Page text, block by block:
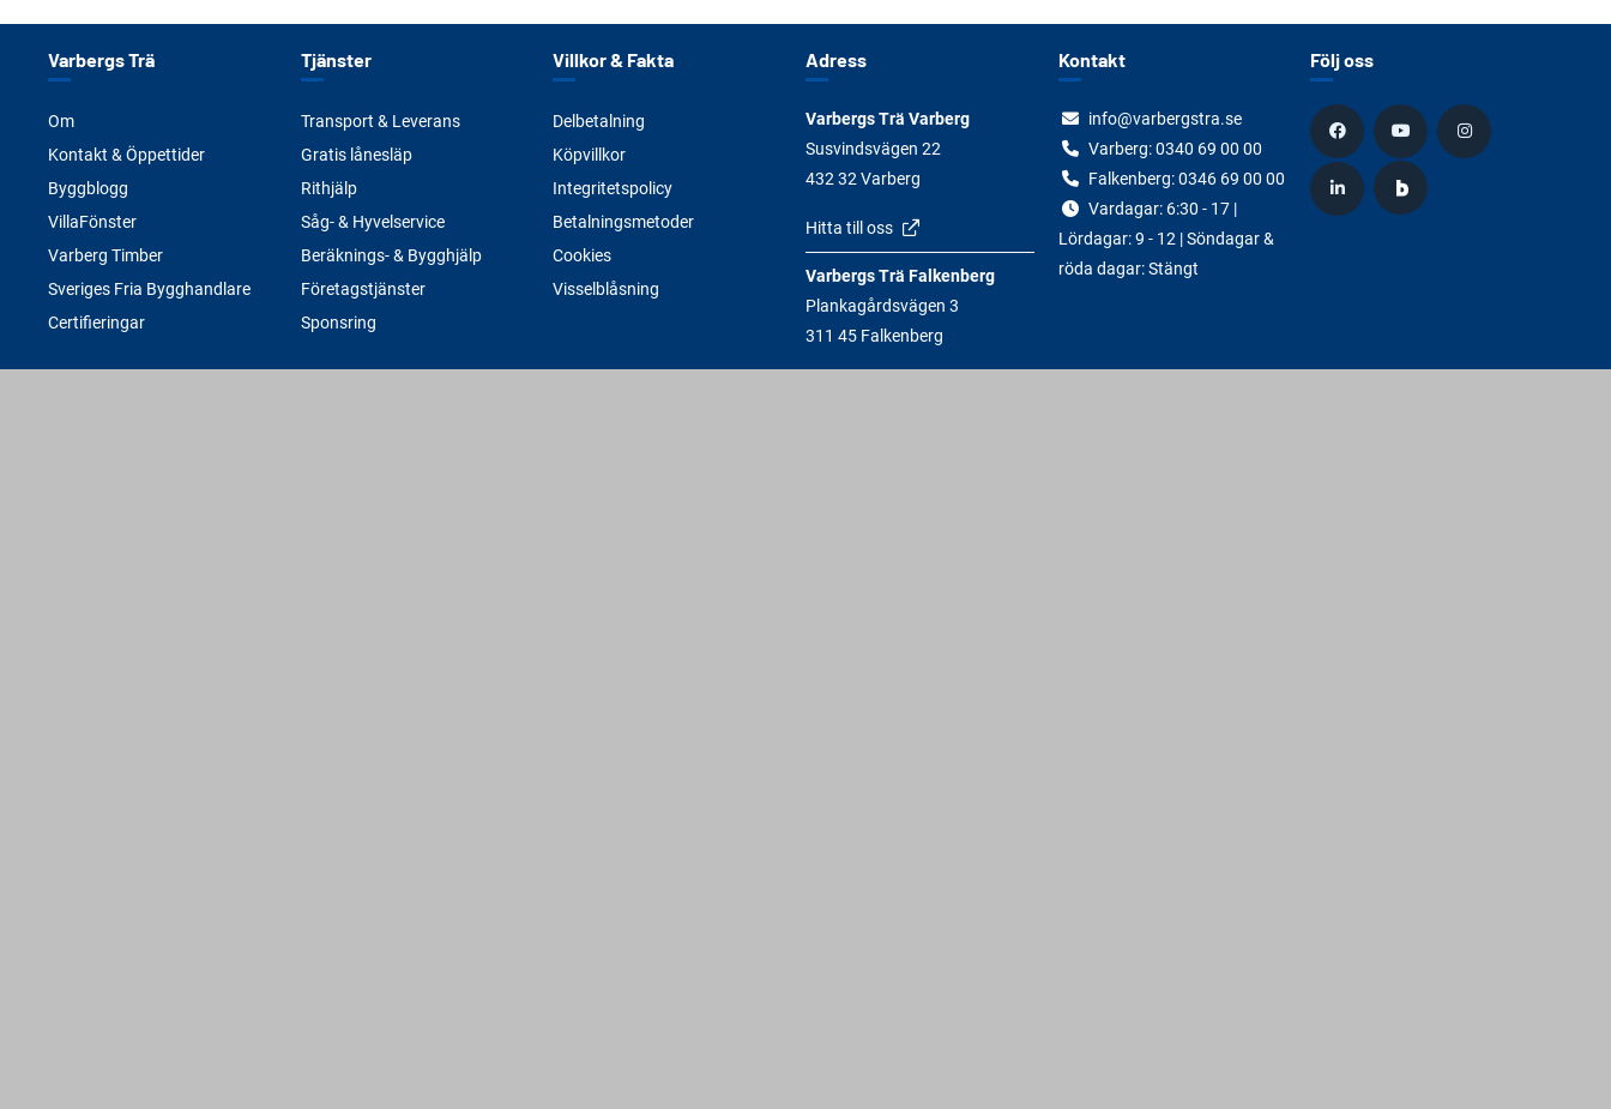
Varbergs Trä
Om
Kontakt & Öppettider
Byggblogg
VillaFönster
Varberg Timber
Sveriges Fria Bygghandlare
Certifieringar
Tjänster
Transport & Leverans
Gratis lånesläp
Rithjälp
Såg- & Hyvelservice
Beräknings- & Bygghjälp
Företagstjänster
Sponsring
Villkor & Fakta
Delbetalning
Köpvillkor
Integritetspolicy
Betalningsmetoder
Cookies
Visselblåsning
Adress
Varbergs Trä Varberg
Susvindsvägen 22
432 32 Varberg
Hitta till oss
Varbergs Trä Falkenberg
Plankagårdsvägen 3
311 45 Falkenberg
Kontakt
info@varbergstra.se
Varberg:0340 69 00 00
Falkenberg:0346 69 00 00
Vardagar: 6:30 - 17 |
Lördagar: 9 - 12 | Söndagar &
röda dagar: Stängt
Följ oss